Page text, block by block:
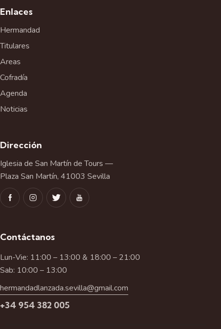
n
t
o
Enlaces
Hermandad
Titulares
Areas
Cofradía
Agenda
Noticias
Dirección
Iglesia de San Martín de Tours —
Plaza San Martín, 41003 Sevilla
Contáctanos
Lun-Vie: 11:00 – 13:00 & 18:00 – 21:00
Sab: 10:00 – 13:00
hermandadlanzada.sevilla@gmail.com
+34 954 382 005